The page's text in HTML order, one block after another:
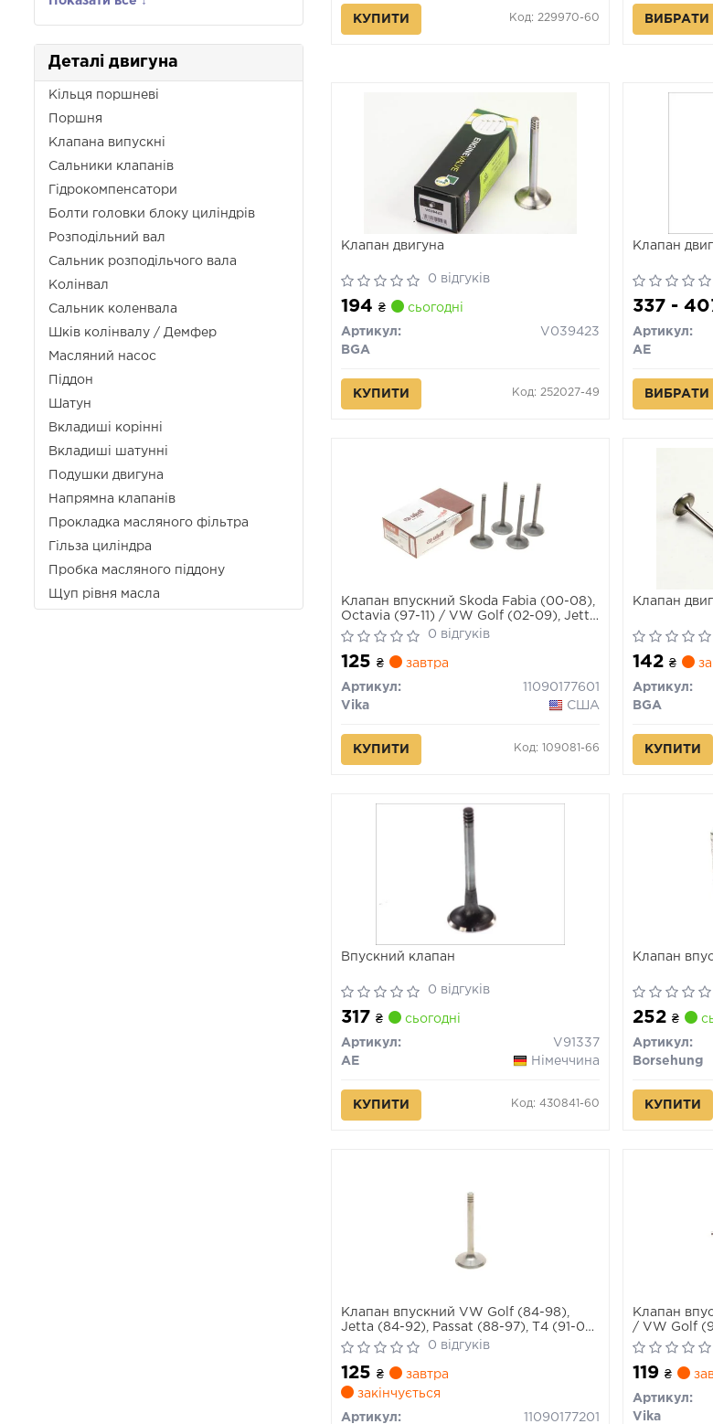
Деталі двигуна
Кільця поршневі
Поршня
Клапана випускні
Сальники клапанів
Гідрокомпенсатори
Болти головки блоку циліндрів
Розподільний вал
Сальник розподільчого вала
Колінвал
Сальник коленвала
Шків колінвалу / Демфер
Масляний насос
Піддон
Шатун
Вкладиші корінні
Вкладиші шатунні
Подушки двигуна
Напрямна клапанів
Прокладка масляного фільтра
Гільза циліндра
Пробка масляного піддону
Щуп рівня масла
КУПИТИ Код: 229970-60 ВИБРАТИ
Клапан двигуна
0 відгуків
194 ₴ сьогодні
Артикул:
V039423
BGA
КУПИТИ Код: 252027-49
Клапан
337 -
Артикул:
AE
ВИБРАТИ
Клапан впускний Skoda Fabia (00-08),
Octavia (97-11) / VW Golf (02-09), Jetta
(06-), Passat (03-05), Polo (96-10), T5
(03-06) (11090177601) VIKA
0 відгуків
125 ₴ завтра
Артикул:
11090177601
Vika
США
КУПИТИ Код: 109081-66
Клапан
142₴
Артикул:
BGA
КУПИТИ
Впускний клапан
0 відгуків
317 ₴ сьогодні
Артикул:
V91337
AE
Німеччина
КУПИТИ Код: 430841-60
Клапан
252₴
Артикул:
Borsehung
КУПИТИ
Клапан впускний VW Golf (84-98),
Jetta (84-92), Passat (88-97), T4 (91-04)
/ Seat Ibiza (93-96), Toledo (92-96)
(11090177201) VIKA
0 відгуків
125 ₴
завтра
закінчується
Артикул:
11090177201
Клапан
/ VW Golf
A4(94-08),
119₴
Артикул:
Vika